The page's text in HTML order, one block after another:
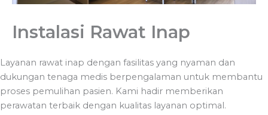
Instalasi Rawat Inap
Layanan rawat inap dengan fasilitas yang nyaman dan
dukungan tenaga medis berpengalaman untuk membantu
proses pemulihan pasien. Kami hadir memberikan
perawatan terbaik dengan kualitas layanan optimal.